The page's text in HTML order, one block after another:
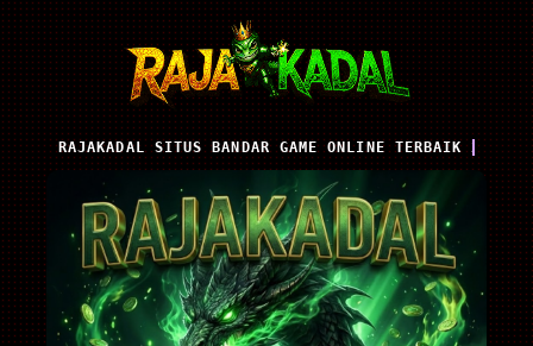
RAJAKADAL SITUS BANDAR GAME ONLINE TERBAIK 2026